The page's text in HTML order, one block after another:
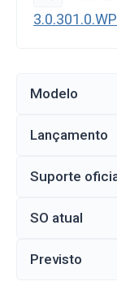
Modelo
Lançamento
Suporte
SO atual
Previsto